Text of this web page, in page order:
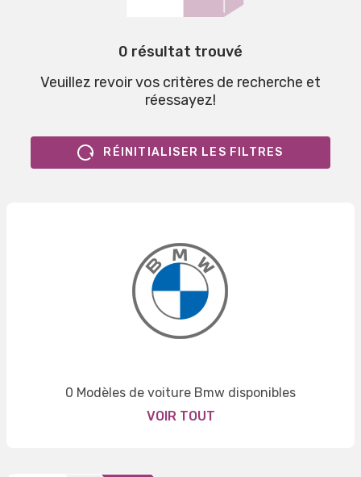
0 résultat trouvé
Veuillez revoir vos critères de recherche et
réessayez!
RÉINITIALISER LES FILTRES
0 Modèles de voiture Bmw disponibles
VOIR TOUT